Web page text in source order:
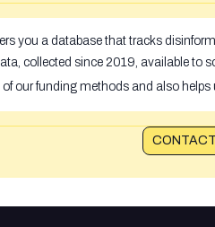
you a database that tracks
collected since 2019, available to
our funding methods and also helps